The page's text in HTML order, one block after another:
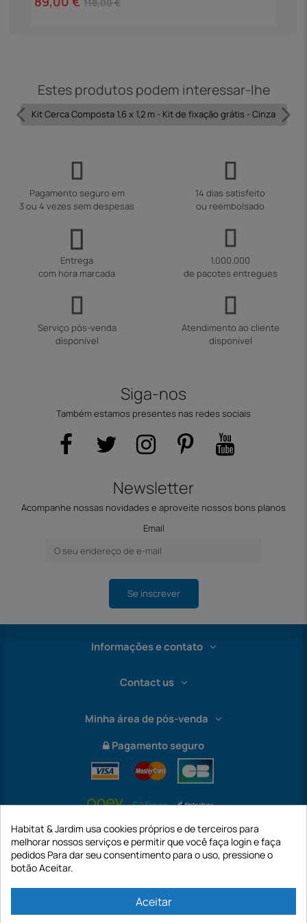
118,00 €
Estes produtos podem interessar-lhe
Kit Cerca Composta 1,6 x 1,2 m - Kit de fixação grátis - Cinza
Pagamento seguro em
3 ou 4 vezes sem despesas
14 dias satisfeito
ou reembolsado
Entrega
com hora marcada
1.000.000
de pacotes entregues
Serviço pós-venda
disponível
Atendimento ao cliente
disponível
Siga-nos
Também estamos presentes nas redes sociais
Newsletter
Acompanhe nossas novidades e aproveite nossos bons planos
Email
Se inscrever
Informações e contato
Contact us
Minha área de pós-venda
Pagamento seguro
Habitat & Jardim usa cookies próprios e de terceiros para
melhorar nossos serviços e permitir que você faça login e faça
pedidos Para dar seu consentimento para o uso, pressione o
botão Aceitar.
Aceitar